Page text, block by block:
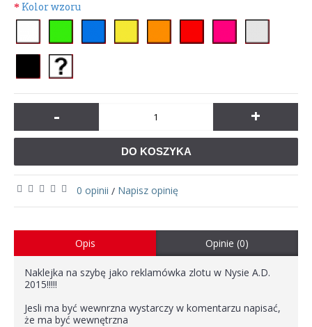
Kolor wzoru
- +
DO KOSZYKA
0 opinii / Napisz opinię
Opis Opinie (0)
Naklejka na szybę jako reklamówka zlotu w Nysie A.D.
2015!!!!!
Jesli ma być wewnrzna wystarczy w komentarzu napisać,
że ma być wewnętrzna